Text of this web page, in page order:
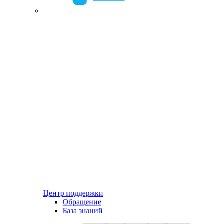
Центр поддержки
Обращение
База знаний